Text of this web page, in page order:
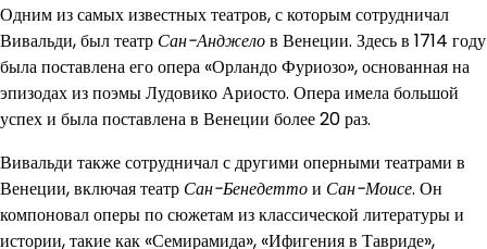
Одним из самых известных театров, с которым сотрудничал
Вивальди, был театр Сан-Анджелов Венеции. Здесь в 1714 году
была поставлена его опера «Орландо Фуриозо», основанная на
эпизодах из поэмы Лудовико Ариосто. Опера имела большой
успех и была поставлена в Венеции более 20 раз.
Вивальди также сотрудничал с другими оперными театрами в
Венеции, включая театр Сан-Бенедеттои Сан-Моисе. Он
компоновал оперы по сюжетам из классической литературы и
истории, такие как «Семирамида», «Ифигения в Тавриде»,